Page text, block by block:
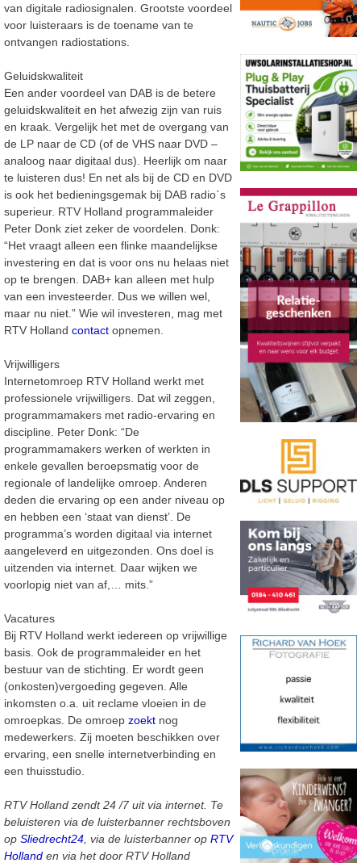
van digitale radiosignalen. Grootste voordeel
voor luisteraars is de toename van te
ontvangen radiostations.
Geluidskwaliteit
Een ander voordeel van DAB is de betere
geluidskwaliteit en het afwezig zijn van ruis
en kraak. Vergelijk het met de overgang van
de LP naar de CD (of de VHS naar DVD –
analoog naar digitaal dus). Heerlijk om naar
te luisteren dus! En net als bij de CD en DVD
is ook het bedieningsgemak bij DAB radio`s
superieur. RTV Holland programmaleider
Peter Donk ziet zeker de voordelen. Donk:
“Het vraagt alleen een flinke maandelijkse
investering en dat is voor ons nu helaas niet
op te brengen. DAB+ kan alleen met hulp
van een investeerder. Dus we willen wel,
maar nu niet.” Wie wil investeren, mag met
RTV Holland contact opnemen.
Vrijwilligers
Internetomroep RTV Holland werkt met
professionele vrijwilligers. Dat wil zeggen,
programmamakers met radio-ervaring en
discipline. Peter Donk: “De
programmamakers werken of werkten in
enkele gevallen beroepsmatig voor de
regionale of landelijke omroep. Anderen
deden die ervaring op een ander niveau op
en hebben een ‘staat van dienst’. De
programma’s worden digitaal via internet
aangeleverd en uitgezonden. Ons doel is
uitzenden via internet. Daar wijken we
voorlopig niet van af,… mits.”
Vacatures
Bij RTV Holland werkt iedereen op vrijwillige
basis. Ook de programmaleider en het
bestuur van de stichting. Er wordt geen
(onkosten)vergoeding gegeven. Alle
inkomsten o.a. uit reclame vloeien in de
omroepkas. De omroep zoekt nog
medewerkers. Zij moeten beschikken over
ervaring, een snelle internetverbinding en
een thuisstudio.
RTV Holland zendt 24 /7 uit via internet. Te
beluisteren via de luisterbanner rechtsboven
op Sliedrecht24 , via de luisterbanner op RTV
Holland en via het door RTV Holland